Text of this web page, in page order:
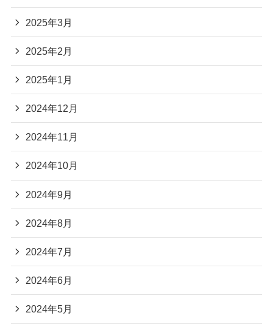
2025年3月
2025年2月
2025年1月
2024年12月
2024年11月
2024年10月
2024年9月
2024年8月
2024年7月
2024年6月
2024年5月